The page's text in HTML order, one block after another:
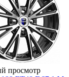
просмотр